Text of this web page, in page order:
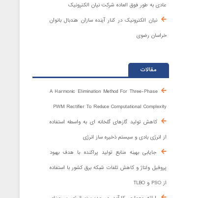
عادی به طور فوق العاده شرکت نیان الکترونیک
نیان الکترونیک در کنار آینده ‌سازان هندبال بانوان
خراسان رضوی
مقالات
A Harmonic Elimination Method For Three-Phase
PWM Rectifier To Reduce Computational Complexity
کاهش تولید گازهای گلخانه ای به واسطه استفاده
از انرژی بادی و سیستم ذخیره ساز انرژی
جایابی بهینه منابع تولید پراکنده با هدف بهبود
پروفیل ولتاژ و کاهش تلفات شبکه برق کشور با استفاده
از PSO و TLBO